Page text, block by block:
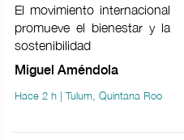
El movimiento internacional
promueve el bienestar y la
sostenibilidad
Miguel Améndola
Hace 2 h | Tulum, Quintana Roo